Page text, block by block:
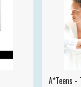
A*Teens -